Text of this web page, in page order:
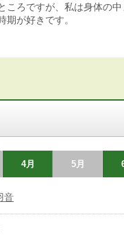
ころですが、私は身体の
期が好きです。
4月 5月
音